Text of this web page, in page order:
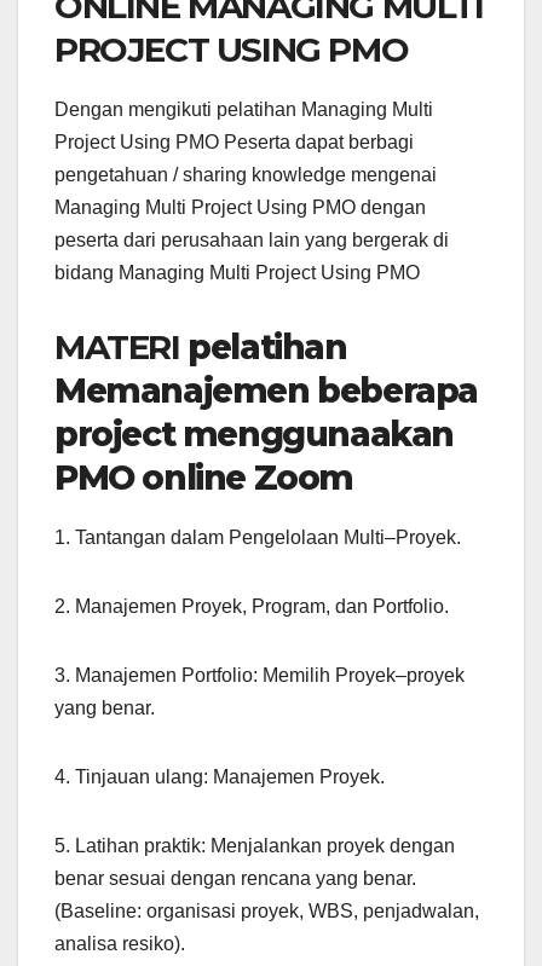
PROJECT USING PMO
Dengan mengikuti pelatihan Managing Multi
Project Using PMO Peserta dapat berbagi
pengetahuan / sharing knowledge mengenai
Managing Multi Project Using PMO dengan
peserta dari perusahaan lain yang bergerak di
bidang Managing Multi Project Using PMO
MATERI pelatihan
Memanajemen beberapa
project menggunaakan
PMO online Zoom
1. Tantangan dalam Pengelolaan Multi–Proyek.
2. Manajemen Proyek, Program, dan Portfolio.
3. Manajemen Portfolio: Memilih Proyek–proyek
yang benar.
4. Tinjauan ulang: Manajemen Proyek.
5. Latihan praktik: Menjalankan proyek dengan
benar sesuai dengan rencana yang benar.
(Baseline: organisasi proyek, WBS, penjadwalan,
analisa resiko).